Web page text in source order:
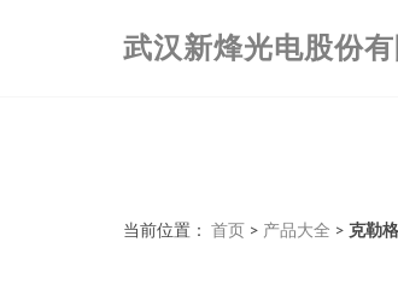
武汉新烽光电股份
当前位置： 首页 > 产品大全 > 克勒